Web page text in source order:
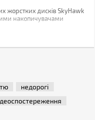
жорстких дисків SkyHawk
накопичувачами
до пристроїв,
недорогі